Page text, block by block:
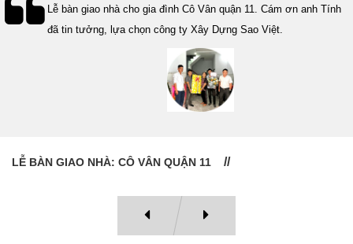
Lễ bàn giao nhà cho gia đình Cô Vân quận 11. Cám ơn anh Tính
đã tin tưởng, lựa chọn công ty Xây Dựng Sao Việt.
LỄ BÀN GIAO NHÀ: CÔ VÂN QUẬN 11